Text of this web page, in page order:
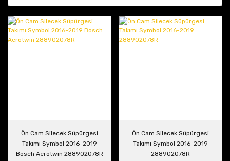
Ön Cam Silecek Süpürgesi
Takımı Symbol 2016-2019
Bosch Aerotwin 288902078R
Ön Cam Silecek Süpürgesi
Takımı Symbol 2016-2019
288902078R